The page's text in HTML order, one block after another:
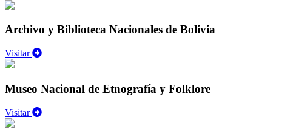
Archivo y Biblioteca Nacionales de Bolivia
Visitar
Museo Nacional de Etnografía y Folklore
Visitar